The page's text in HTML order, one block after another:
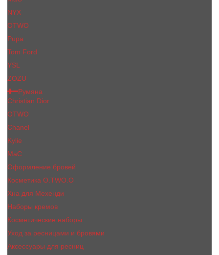
NYX
OTWO
Pupa
Tom Ford
YSL
ZOZU
Румяна
Christian Dior
OTWO
Сhanеl
Kylie
MaC
Оформление бровей
Косметика O.TWO.O
Хна для Мехенди
Наборы кремов
Косметические наборы
Уход за ресницами и бровями
Аксессуары для ресниц